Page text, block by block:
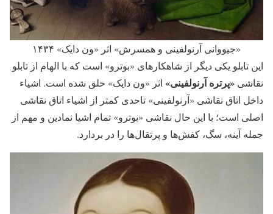
«جیووانی آرنولفینی و همسرش» اثر «ون دایک» ۱۴۳۴
این تابلو یکی دیگر از شاهکارهای «بوترو» است که با الهام از تابلو
نقاشی «پرتره آرنولفینی» اثر «ون دایک»‌ خلق شده است. اشیاء
داخل اتاق نقاشی «آرنولفینی» تاحدی کمتر از اشیاء اتاق نقاشی
اصلی است؛ با این حال نقاشی «بوترو»‌ تمام اشیا نمادین و مهم از
جمله آینه،‌ سگ،‌ کفش‌ها و پرتقال‌ها را در بردارد.